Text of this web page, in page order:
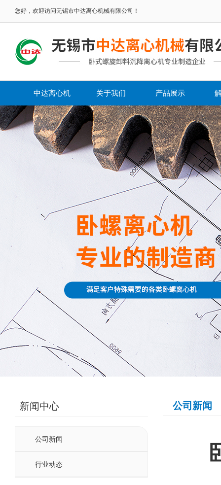
您好，欢迎访问无锡市中达离心机械有限公司！
中达离心机 关于我们 产品展示
新闻中心
公司新闻
行业动态
公司新闻